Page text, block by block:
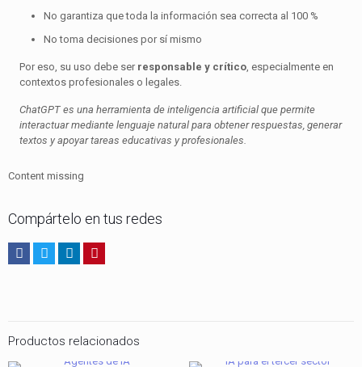
No garantiza que toda la información sea correcta al 100 %
No toma decisiones por sí mismo
Por eso, su uso debe ser responsable y crítico, especialmente en
contextos profesionales o legales.
ChatGPT es una herramienta de inteligencia artificial que permite
interactuar mediante lenguaje natural para obtener respuestas, generar
textos y apoyar tareas educativas y profesionales.
Content missing
Compártelo en tus redes
Productos relacionados